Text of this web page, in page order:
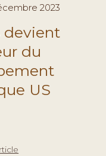
2023
devient
du
US